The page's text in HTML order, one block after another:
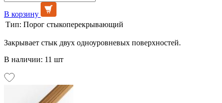
В корзину
Тип: Порог стыкоперекрывающий
Закрывает стык двух одноуровневых поверхностей.
В наличии: 11 шт